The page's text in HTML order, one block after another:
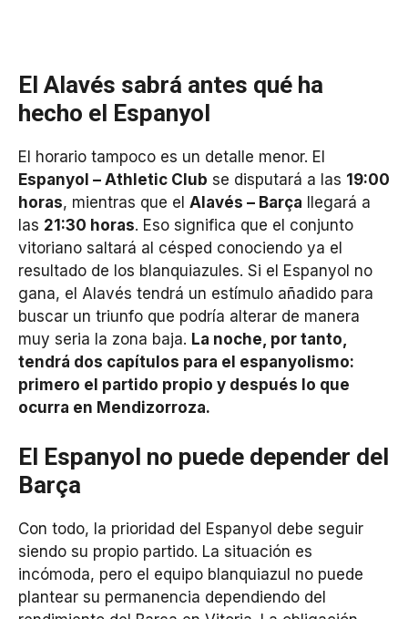
El Alavés sabrá antes qué ha
hecho el Espanyol
El horario tampoco es un detalle menor. El
Espanyol – Athletic Club se disputará a las 19:00
horas, mientras que el Alavés – Barça llegará a
las 21:30 horas. Eso significa que el conjunto
vitoriano saltará al césped conociendo ya el
resultado de los blanquiazules. Si el Espanyol no
gana, el Alavés tendrá un estímulo añadido para
buscar un triunfo que podría alterar de manera
muy seria la zona baja. La noche, por tanto,
tendrá dos capítulos para el espanyolismo:
primero el partido propio y después lo que
ocurra en Mendizorroza.
El Espanyol no puede depender del
Barça
Con todo, la prioridad del Espanyol debe seguir
siendo su propio partido. La situación es
incómoda, pero el equipo blanquiazul no puede
plantear su permanencia dependiendo del